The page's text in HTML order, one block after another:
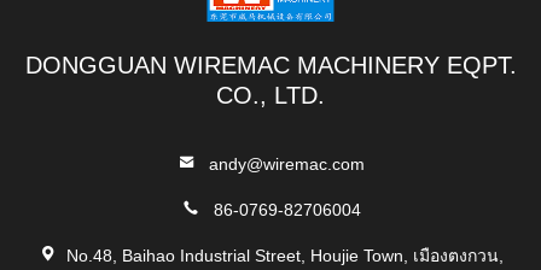
DONGGUAN WIREMAC MACHINERY EQPT.
CO., LTD.
andy@wiremac.com
86-0769-82706004
No.48, Baihao Industrial Street, Houjie Town, เมืองตงกวน,